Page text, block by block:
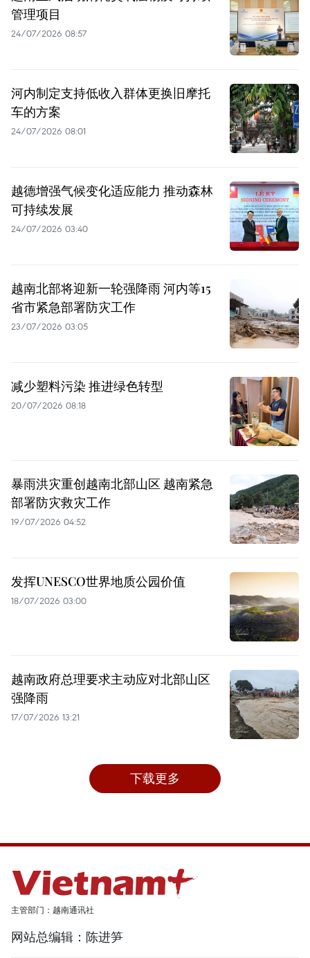
管理项目
24/07/2026 08:57
河内制定支持低收入群体更换旧摩托
车的方案
24/07/2026 08:01
越德增强气候变化适应能力 推动森林
可持续发展
24/07/2026 03:40
越南北部将迎新一轮强降雨 河内等15
省市紧急部署防灾工作
23/07/2026 03:05
减少塑料污染 推进绿色转型
20/07/2026 08:18
暴雨洪灾重创越南北部山区 越南紧急
部署防灾救灾工作
19/07/2026 04:52
发挥UNESCO世界地质公园价值
18/07/2026 03:00
越南政府总理要求主动应对北部山区
强降雨
17/07/2026 13:21
下载更多
主管部门：越南通讯社
网站总编辑：陈进笋